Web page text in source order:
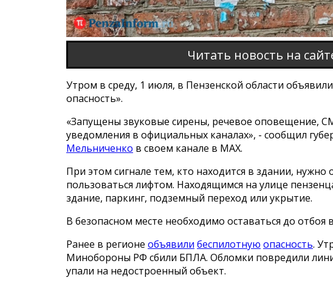
Читать новость на
Утром в среду, 1 июля, в Пензенской области
опасность».
«Запущены звуковые сирены, речевое оповещение,
уведомления в официальных каналах», - сообщил
Мельниченко в своем канале в МАХ.
При этом сигнале тем, кто находится в здании, нужно
пользоваться лифтом. Находящимся на улице
здание, паркинг, подземный переход или укрытие.
В безопасном месте необходимо оставаться до отбоя
Ранее в регионе объявили беспилотную опасность.
Минобороны РФ сбили БПЛА. Обломки повредили
упали на недостроенный объект.